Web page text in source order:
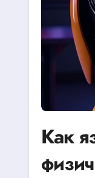
Как